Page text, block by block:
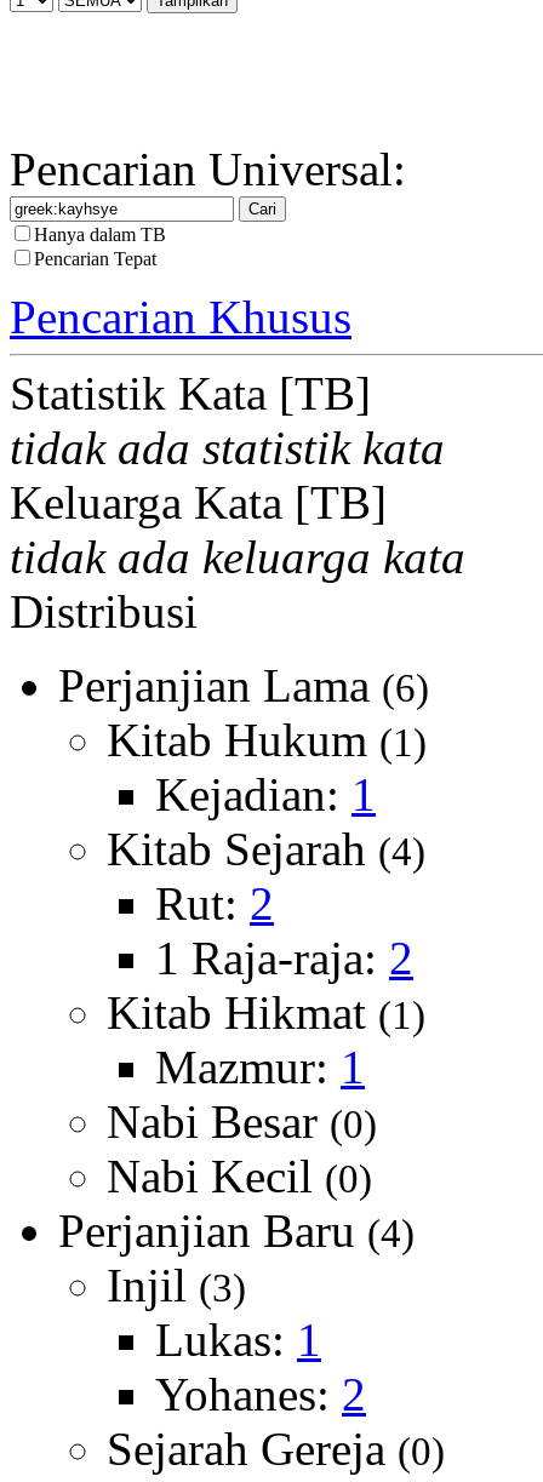
Pencarian Universal:
Hanya dalam TB
Pencarian Tepat
Pencarian Khusus
Statistik Kata [TB]
tidak ada statistik kata
Keluarga Kata [TB]
tidak ada keluarga kata
Distribusi
Perjanjian Lama (6)
Kitab Hukum (1)
Kejadian: 1
Kitab Sejarah (4)
Rut: 2
1 Raja-raja: 2
Kitab Hikmat (1)
Mazmur: 1
Nabi Besar (0)
Nabi Kecil (0)
Perjanjian Baru (4)
Injil (3)
Lukas: 1
Yohanes: 2
Sejarah Gereja (0)